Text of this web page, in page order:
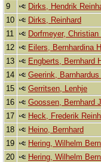
9
Dirks, Hendrik
10
Dirks, Reinhard
11
Dorfmeyer, Christian
12
Eilers, Bernhardina
13
Engberts, Bernhard
14
Geerink,
15
Gerritsen, Lenhje
16
Goossen, Bernhard
17
Heck, Frederik
18
Heino, Bernhard
19
Hering, Wilhelm
20
Hering, Wilhelm